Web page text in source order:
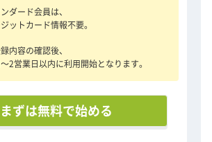
ダード会員は、
ットカード情報不要。
内容の確認後、
2営業日以内に利用開始となります。
まずは無料で始める